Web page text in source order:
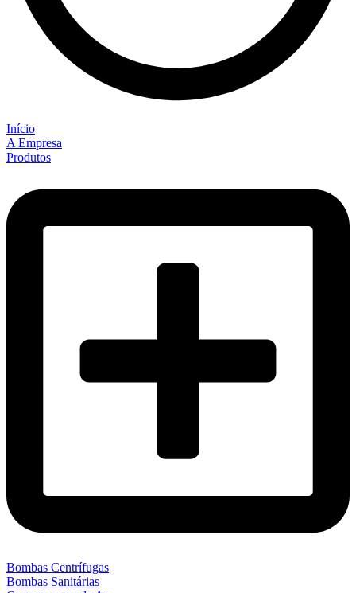
Início
A Empresa
Produtos
Bombas Centrífugas
Bombas Sanitárias